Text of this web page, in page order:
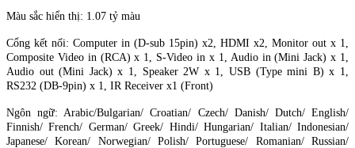
Màu sắc hiển thị: 1.07 tỷ màu
Cổng kết nối: Computer in (D-sub 15pin) x2, HDMI x2, Monitor out x 1,
Composite Video in (RCA) x 1, S-Video in x 1, Audio in (Mini Jack) x 1,
Audio out (Mini Jack) x 1, Speaker 2W x 1, USB (Type mini B) x 1,
RS232 (DB-9pin) x 1, IR Receiver x1 (Front)‎‎
Ngôn ngữ: Arabic/Bulgarian/ Croatian/ Czech/ Danish/ Dutch/ English/
Finnish/ French/ German/ Greek/ Hindi/ Hungarian/ Italian/ Indonesian/
Japanese/ Korean/ Norwegian/ Polish/ Portuguese/ Romanian/ Russian/